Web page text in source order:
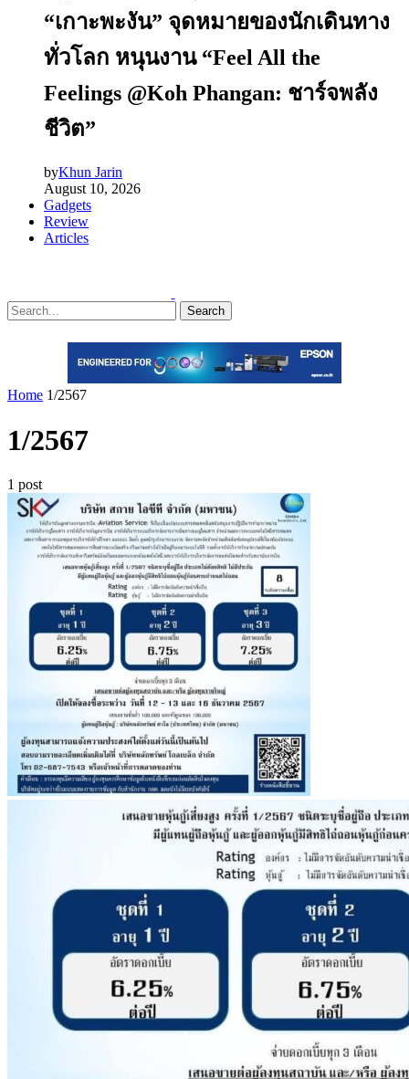
“เกาะพะงัน” จุดหมายของนักเดินทาง
ทั่วโลก หนุนงาน “Feel All the
Feelings @Koh Phangan: ชาร์จพลัง
ชีวิต”
byKhun Jarin
August 10, 2026
Gadgets
Review
Articles
Search
Home 1/2567
1/2567
1 post